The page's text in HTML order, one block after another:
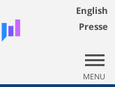
English
Presse
MENU